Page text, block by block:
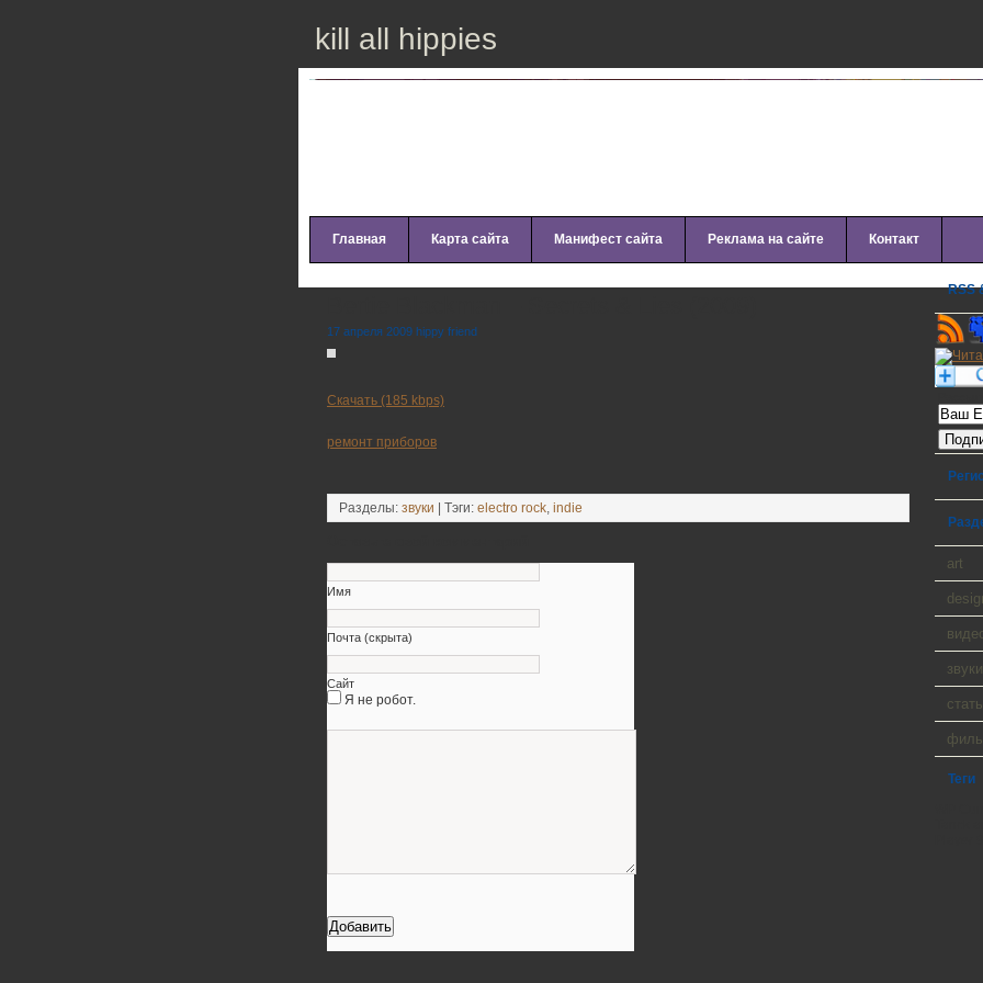
kill all hippies
Главная Карта сайта Манифест сайта Реклама на сайте Контакт
17 апреля 2009 hippy friend
Скачать (185 kbps)
ремонт приборов
Разделы: звуки | Тэги: electro rock, indie
Имя
Почта (скрыта)
Сайт
Я не робот.
RSS
art
звуки
Теги